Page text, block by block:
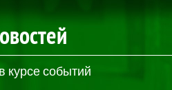
курсе событий